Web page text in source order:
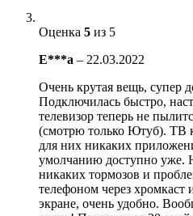
Оценка 5 из 5
E***a – 22.03.2022
Очень крутая вещь, супер
Подключилась быстро,
телевизор теперь не
(смотрю только Ютуб). ТВ
для них никаких
умолчанию доступно уже.
никаких тормозов и
телефоном через
экране, очень удобно.